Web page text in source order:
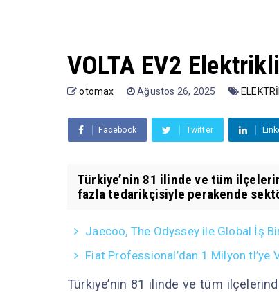
VOLTA EV2
otomax Ağustos 26, 2025
Facebook Twitter
Türkiye’nin 81 ilinde ve tüm
fazla tedarikçisiyle perakende
Jaecoo, The Odyssey ile Global İş
Fiat Professional’dan 1 Milyon tl’ye
Türkiye’nin 81 ilinde ve tüm